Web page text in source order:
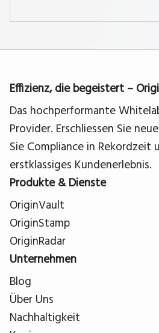
Effizienz, die begeistert –
Das hochperformante
Provider. Erschliessen Sie
Sie Compliance in Rekordzeit
erstklassiges Kundenerlebnis.
Produkte & Dienste
OriginVault
OriginStamp
OriginRadar
Unternehmen
Blog
Über Uns
Nachhaltigkeit